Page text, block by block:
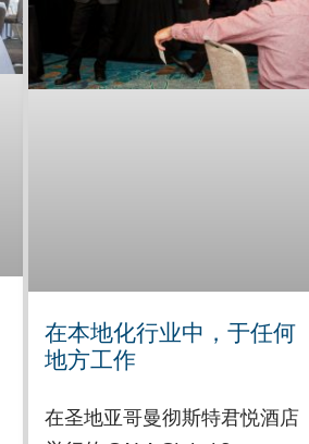
在本地化行业中，于任何
地方工作
在圣地亚哥曼彻斯特君悦酒店